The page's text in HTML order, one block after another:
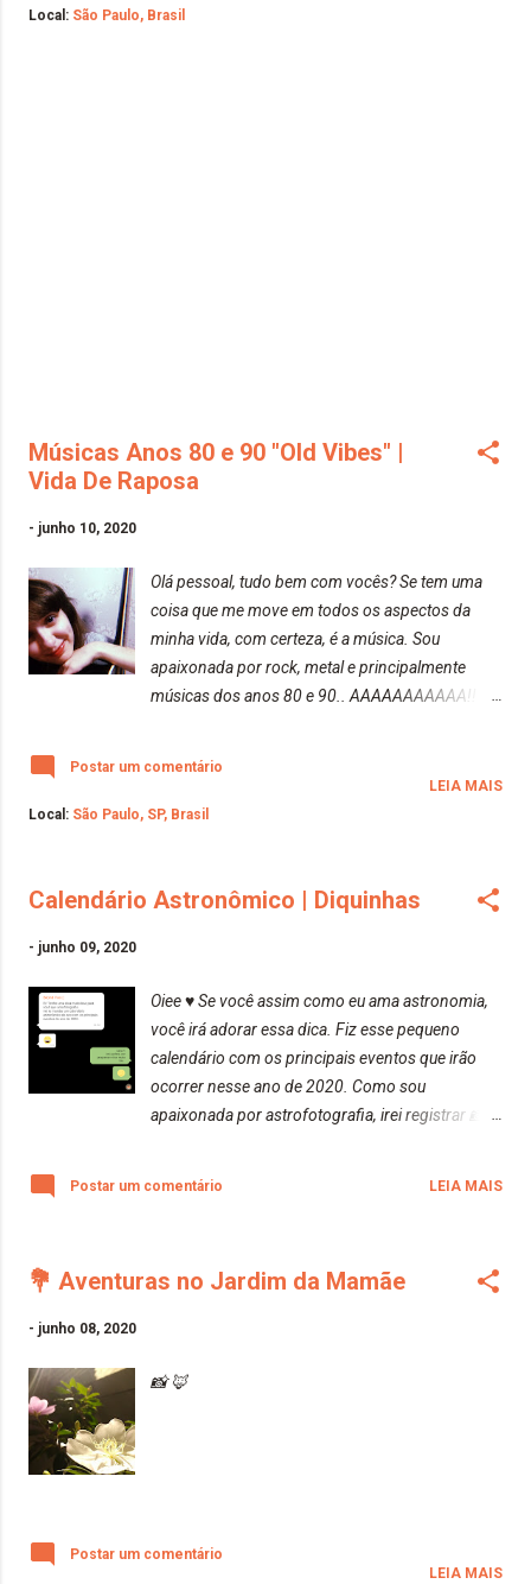
de ambas. Mesmo elas apresentando uma
Local: São Paulo, Brasil
Músicas Anos 80 e 90 "Old Vibes" |
Vida De Raposa
- junho 10, 2020
Olá pessoal, tudo bem com vocês? Se tem uma
coisa que me move em todos os aspectos da
minha vida, com certeza, é a música. Sou
apaixonada por rock, metal e principalmente
músicas dos anos 80 e 90.. AAAAAAAAAAA!!
muito. Essas músicas não podem faltar em
nenhuma ocasião. (As músicas estão em ordens
v=VAtGOESO7W8 Psycho Killer | Talking Heads
r8 First And Last And Always | The Sisters Of
Mercy https://www.youtube.com/watch?
v=5IbhQFmXsZc Amphetamine Logic | The
Sisters Of Mercy
https://www.youtube.com/watch?v=-ckcPI88Ndg
https://www.youtube.com/watch?v=0NqBJQksIIo
Postar um comentário
Local: São Paulo, SP, Brasil
LEIA MAIS
Calendário Astronômico | Diquinhas
- junho 09, 2020
Oiee ♥️ Se você assim como eu ama astronomia,
você irá adorar essa dica. Fiz esse pequeno
calendário com os principais eventos que irão
ocorrer nesse ano de 2020. Como sou
apaixonada por astrofotografia, irei registrar 📸
Postar um comentário LEIA MAIS
💐 Aventuras no Jardim da Mamãe
- junho 08, 2020
📸 🦊
Postar um comentário
LEIA MAIS